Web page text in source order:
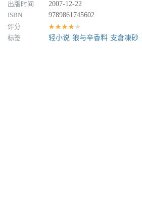
出版时间
2007-12-22
ISBN
9789861745602
评分
★★★★★
标签 轻小说 狼与辛香料 支倉凍砂